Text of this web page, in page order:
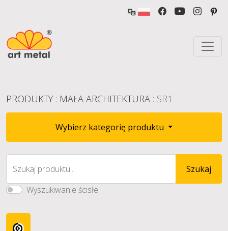
PRODUKTY : MAŁA ARCHITEKTURA : SR1
Wybierz kategorię produktu
Szukaj produktu...
Szukaj
Wyszukiwanie ścisłe